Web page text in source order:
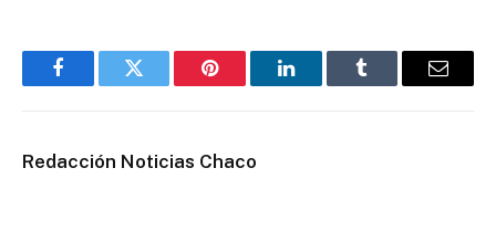
FacebookTwitter Pinterest LinkedInTumblr Email
Redacción Noticias Chaco